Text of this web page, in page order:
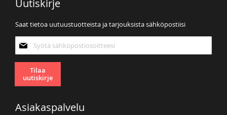
Uutiskirje
Saat tietoa uutuustuotteista ja tarjouksista sähköpostiisi
uutiskirjeemme:
Tilaa
uutiskirje
Asiakaspalvelu